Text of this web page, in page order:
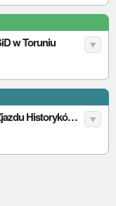
w Toruniu
Plan obrad XIX Ogólnopolskiego Zjazdu Historyków Studentów i Doktorantów